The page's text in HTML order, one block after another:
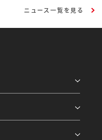
ニュース一覧を見る